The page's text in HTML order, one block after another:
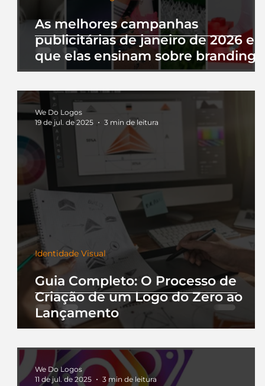
As melhores campanhas
publicitárias de janeiro de 2026 e
que elas ensinam sobre branding
Guia Completo: O Processo de
Criação de um Logo do Zero ao
Lançamento
Identidade Visual
We Do Logos
19 de jul. de 2025
3 min de leitura
We Do Logos
11 de jul. de 2025
3 min de leitura